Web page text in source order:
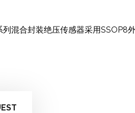
合封装绝压传感器采用SSOP8